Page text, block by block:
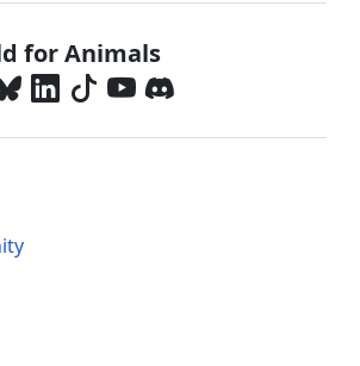
Menu
for Animals